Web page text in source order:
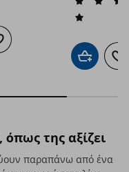
στο καλάθιστα αγαπημένα
Προσθήκη
της αξίζει
παραπάνω από ένα